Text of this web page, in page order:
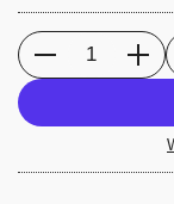
Anzahl